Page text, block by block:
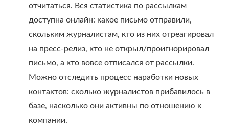
отчитаться. Вся статистика по рассылкам
доступна онлайн: какое письмо отправили,
скольким журналистам, кто из них отреагировал
на пресс-релиз, кто не открыл/проигнорировал
письмо, а кто вовсе отписался от рассылки.
Можно отследить процесс наработки новых
контактов: сколько журналистов прибавилось в
базе, насколько они активны по отношению к
компании.